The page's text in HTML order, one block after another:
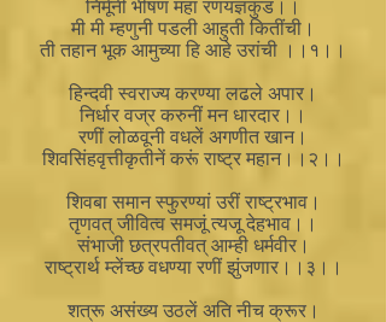
निर्मूनी भीषण महा रणयज्ञकुंड।।
मी मी म्हणुनी पडली आहुती कितींची।
ती तहान भूक आमुच्या हि आहे उरांची ।।१।।
हिन्दवी स्वराज्य करण्या लढले अपार।
निर्धार वज्र करुनीं मन धारदार।।
रणीं लोळवूनी वधलें अगणीत खान।
शिवसिंहवृत्तीकृतीनें करूं राष्ट्र महान।।२।।
शिवबा समान स्फुरण्यां उरीं राष्ट्रभाव।
तृणवत् जीवित्व समजूं त्यजू देहभाव।।
संभाजी छत्रपतीवत् आम्ही धर्मवीर।
राष्ट्रार्थ म्लेंच्छ वधण्या रणीं झुंजणार।।३।।
शत्रू असंख्य उठलें अति नीच क्रूर।